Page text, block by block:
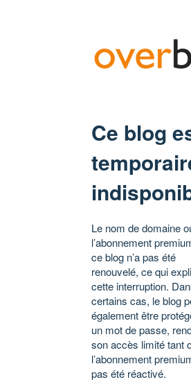
Ce blog
Le nom de domaine
l’abonnement
ce blog n’a pas été
renouvelé, ce qui
cette interruption.
certains cas, le blog
également être
un mot de passe,
son accès limité tant
l’abonnement
pas été réactivé.